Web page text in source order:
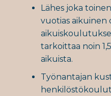
Lähes joka
vuotias aikuinen
tarkoittaa noin
aikuista.
Työnantajan